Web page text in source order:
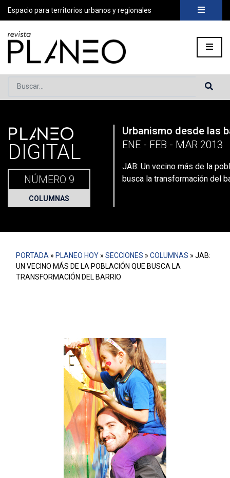
Espacio para territorios urbanos y regionales
Buscar...
Portada» Planeo Hoy Secciones»Columnas »JAB: Un
PLANEO
DIGITAL
NÚMERO 9
COLUMNAS
Urbanismo desde las
ENE - FEB - MAR 2013
JAB: Un vecino más de la
busca la transformación del
PORTADA » PLANEO HOY » SECCIONES » COLUMNAS » JAB:
UN VECINO MÁS DE LA POBLACIÓN QUE BUSCA LA
TRANSFORMACIÓN DEL BARRIO